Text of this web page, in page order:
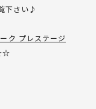
下さい♪
ク プレステージ